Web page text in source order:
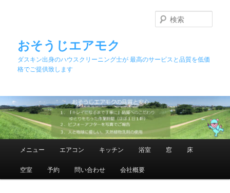
移
動
おそうじエアモク
ダスキン出身のハウスクリーニング士が 最高のサービスと品質を低価
格でご提供致します
索
メ
メニュー エアコン キッチン 浴室 窓 床
空室 予約 問い合わせ 会社概要